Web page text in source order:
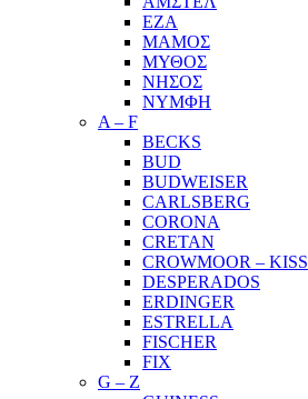
ΕΖΑ
ΜΑΜΟΣ
ΜΥΘΟΣ
ΝΗΣΟΣ
ΝΥΜΦΗ
A – F
BECKS
BUD
BUDWEISER
CARLSBERG
CORONA
CRETAN
CROWMOOR – KISS
DESPERADOS
ERDINGER
ESTRELLA
FISCHER
FIX
G – Z